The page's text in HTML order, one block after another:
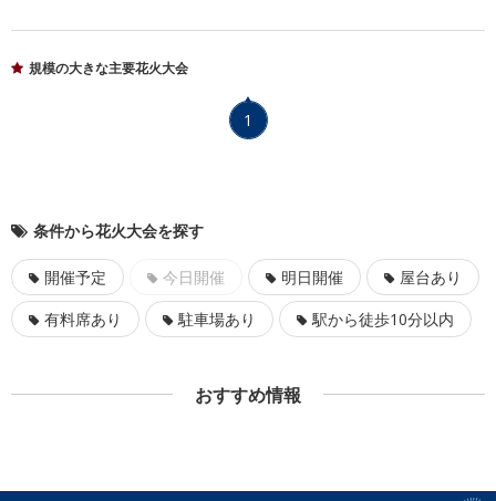
規模の大きな主要花火大会
1
条件から花火大会を探す
開催予定 今日開催 明日開催
屋台あり
有料席あり
駐車場あり 駅から徒歩10分以内
おすすめ情報